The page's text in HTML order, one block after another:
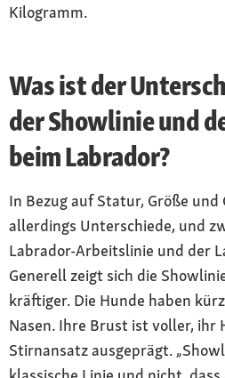
Kilogramm.
Was ist der
der Showlinie und
beim Labrador?
In Bezug auf Statur, Größe und
allerdings Unterschiede, und
Labrador-Arbeitslinie und der
Generell zeigt sich die
kräftiger. Die Hunde haben
Nasen. Ihre Brust ist voller, ihr
Stirnansatz ausgeprägt.